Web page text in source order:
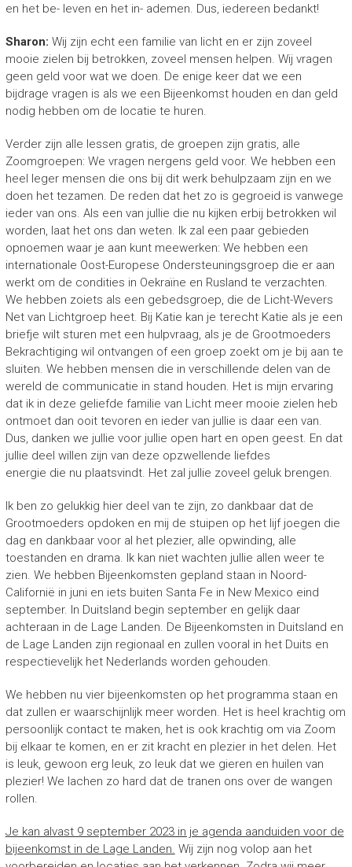
en het be- leven en het in- ademen. Dus, iedereen bedankt!
Sharon: Wij zijn echt een familie van licht en er zijn zoveel
mooie zielen bij betrokken, zoveel mensen helpen. Wij vragen
geen geld voor wat we doen. De enige keer dat we een
bijdrage vragen is als we een Bijeenkomst houden en dan geld
nodig hebben om de locatie te huren.
Verder zijn alle lessen gratis, de groepen zijn gratis, alle
Zoomgroepen: We vragen nergens geld voor. We hebben een
heel leger mensen die ons bij dit werk behulpzaam zijn en we
doen het tezamen. De reden dat het zo is gegroeid is vanwege
ieder van ons. Als een van jullie die nu kijken erbij betrokken wil
worden, laat het ons dan weten. Ik zal een paar gebieden
opnoemen waar je aan kunt meewerken: We hebben een
internationale Oost-Europese Ondersteuningsgroep die er aan
werkt om de condities in Oekraïne en Rusland te verzachten.
We hebben zoiets als een gebedsgroep, die de Licht-Wevers
Net van Lichtgroep heet. Bij Katie kan je terecht Katie als je een
briefje wilt sturen met een hulpvraag, als je de Grootmoeders
Bekrachtiging wil ontvangen of een groep zoekt om je bij aan te
sluiten. We hebben mensen die in verschillende delen van de
wereld de communicatie in stand houden. Het is mijn ervaring
dat ik in deze geliefde familie van Licht meer mooie zielen heb
ontmoet dan ooit tevoren en ieder van jullie is daar een van.
Dus, danken we jullie voor jullie open hart en open geest. En dat
jullie deel willen zijn van deze opzwellende liefdes
energie die nu plaatsvindt. Het zal jullie zoveel geluk brengen.
Ik ben zo gelukkig hier deel van te zijn, zo dankbaar dat de
Grootmoeders opdoken en mij de stuipen op het lijf joegen die
dag en dankbaar voor al het plezier, alle opwinding, alle
toestanden en drama. Ik kan niet wachten jullie allen weer te
zien. We hebben Bijeenkomsten gepland staan in Noord-
Californië in juni en iets buiten Santa Fe in New Mexico eind
september. In Duitsland begin september en gelijk daar
achteraan in de Lage Landen. De Bijeenkomsten in Duitsland en
de Lage Landen zijn regionaal en zullen vooral in het Duits en
respectievelijk het Nederlands worden gehouden.
We hebben nu vier bijeenkomsten op het programma staan en
dat zullen er waarschijnlijk meer worden. Het is heel krachtig om
persoonlijk contact te maken, het is ook krachtig om via Zoom
bij elkaar te komen, en er zit kracht en plezier in het delen. Het
is leuk, gewoon erg leuk, zo leuk dat we gieren en huilen van
plezier! We lachen zo hard dat de tranen ons over de wangen
rollen.
Je kan alvast 9 september 2023 in je agenda aanduiden voor de
bijeenkomst in de Lage Landen. Wij zijn nog volop aan het